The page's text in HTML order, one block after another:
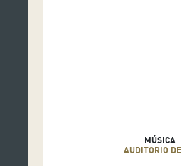
MÚSICA
AUDITORIO